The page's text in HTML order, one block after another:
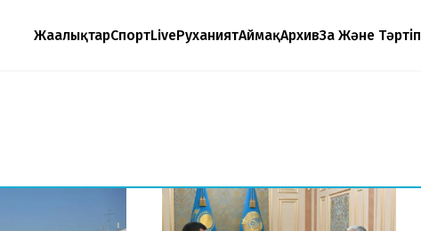
ЖаңалықтарСпортLiveРуханиятАймақАрхивЗаң Және Тәртіп